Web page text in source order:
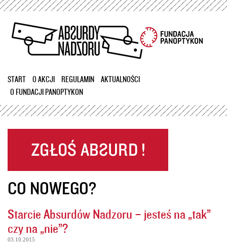
Przejdź
treści
START O AKCJI REGULAMIN
AKTUALNOŚCI
O FUNDACJI PANOPTYKON
CO NOWEGO?
Starcie Absurdów Nadzoru – jesteś na „tak”
czy na „nie”?
03.10.2015